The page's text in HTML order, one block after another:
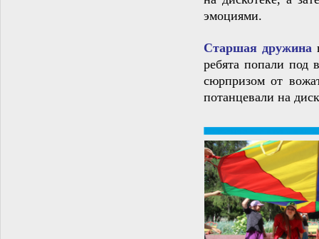
эмоциями.
Старшая дружина
ребята попали под
сюрпризом от
потанцевали на